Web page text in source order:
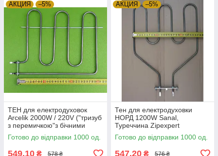
АКЦИЯ –5%
ТЕН для електродуховок
Arcelik 2000W / 220V ("тризуб
з перемичкою"з бічними
виходами) Sanal, Туреччина
Zipexpert
Готово до відправки 1000 од.
549,10 ₴ 578 ₴
АКЦИЯ –5%
Тен для електродуховки
НОРД 1200W Sanal,
Туреччина Zipexpert
Готово до відправки 1000 од.
547,20 ₴ 576 ₴